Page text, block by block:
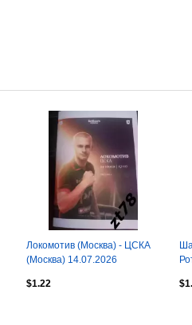
Локомотив (Москва) - ЦСКА
(Москва) 14.07.2026
$1.22